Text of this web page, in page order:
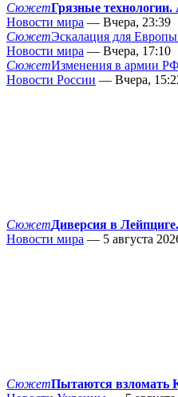
СюжетГрязные
Новости мира — Вчера, 23:39
СюжетЭскалация для
Новости мира — Вчера, 17:10
СюжетИзменения в армии
Новости России — Вчера,
СюжетДиверсия в
Новости мира — 5 августа
СюжетПытаются взломать